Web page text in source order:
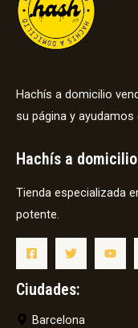
Hachís a domicilio
su página y
Hachís a domicilio
Tienda especializada
potente.
Ciudades:
Barcelona